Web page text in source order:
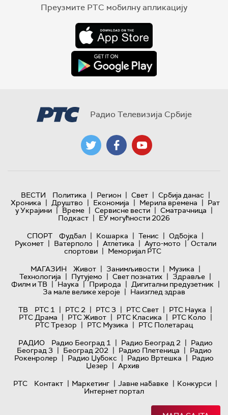
Преузмите РТС мобилну апликацију
Радио Телевизија Србије
ВЕСТИ Политика | Регион | Свет | Србија данас |
Хроника | Друштво | Економија | Мерила времена | Рат
у Украјини | Време | Сервисне вести | Сматрачница |
Подкаст | ЕУ могућности 2026
СПОРТ
Фудбал | Кошарка | Тенис | Одбојка |
Рукомет | Ватерполо | Атлетика | Ауто-мото | Остали
спортови | Меморијал РТС
МАГАЗИН
Живот | Занимљивости | Музика |
Технологијa | Путујемо | Свет познатих | Здравље |
Филм и ТВ | Наука | Природа | Дигитални предузетник |
За мале велике хероје | Наизглед здрав
ТВ
РТС 1 | РТС 2 | РТС 3 | РТС Свет | РТС Наука |
РТС Драма | РТС Живот | РТС Класика | РТС Коло |
РТС Трезор | РТС Музика | РТС Полетарац
РАДИО
Радио Београд 1 | Радио Београд 2 | Радио
Београд 3 | Београд 202 | Радио Плетеница | Радио
Рокенролер | Радио Џубокс | Радио Вртешка | Радио
Џезер | Архив
РТС
Контакт | Маркетинг | Јавне набавке | Конкурси |
Интернет портал